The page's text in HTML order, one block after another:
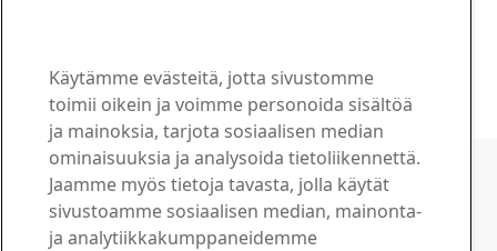
Swedish Steel Prize, Erikoislujat teräkset
Lue koko juttu
Ota yhteyttä SSAB:hen
Ota yhteyttä
Kuinka voimme olla avuksi?
Käytämme evästeitä, jotta sivustomme
toimii oikein ja voimme personoida sisältöä
ja mainoksia, tarjota sosiaalisen median
ominaisuuksia ja analysoida tietoliikennettä.
Jaamme myös tietoja tavasta, jolla käytät
sivustoamme sosiaalisen median, mainonta-
ja analytiikkakumppaneidemme